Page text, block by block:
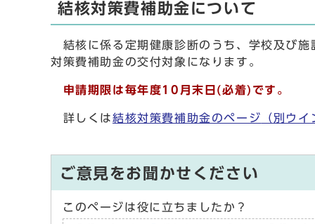
結核対策費補助金について
結核に係る定期健康診断のうち、学校及び施
対策費補助金の交付対象になります。
申請期限は毎年度10月末日(必着)です。
詳しくは結核対策費補助金のページ （別ウ
ご意見をお聞かせください
このページは役に立ちましたか？